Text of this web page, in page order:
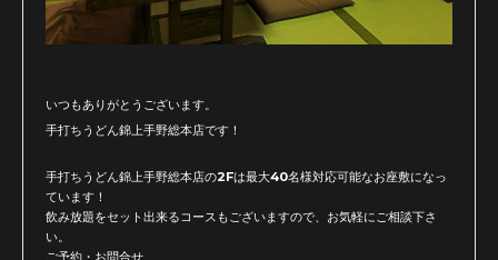
いつもありがとうございます。
手打ちうどん錦上手野総本店です！
手打ちうどん錦上手野総本店の2Fは最大40名様対応可能なお座敷になっ
ています！
飲み放題をセット出来るコースもございますので、お気軽にご相談下さ
い。
ご予約・お問合せ